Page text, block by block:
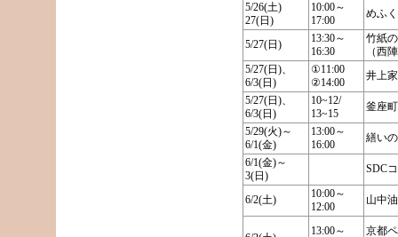
5/26(土)
27(日)
10:00～
17:00
めふく
5/27(日)
13:30～
16:30
竹紙
（西
5/27(日)、
6/3(日)
①11:00
②14:00
井上家
5/27(日)、
6/3(日)
10~12/
13~15
釜座
5/29(火)～
6/1(金)
13:00～
16:00
繕い
6/1(金)～
3(日)
SDC
6/2(土)
10:00～
12:00
山中
13:00～
京都